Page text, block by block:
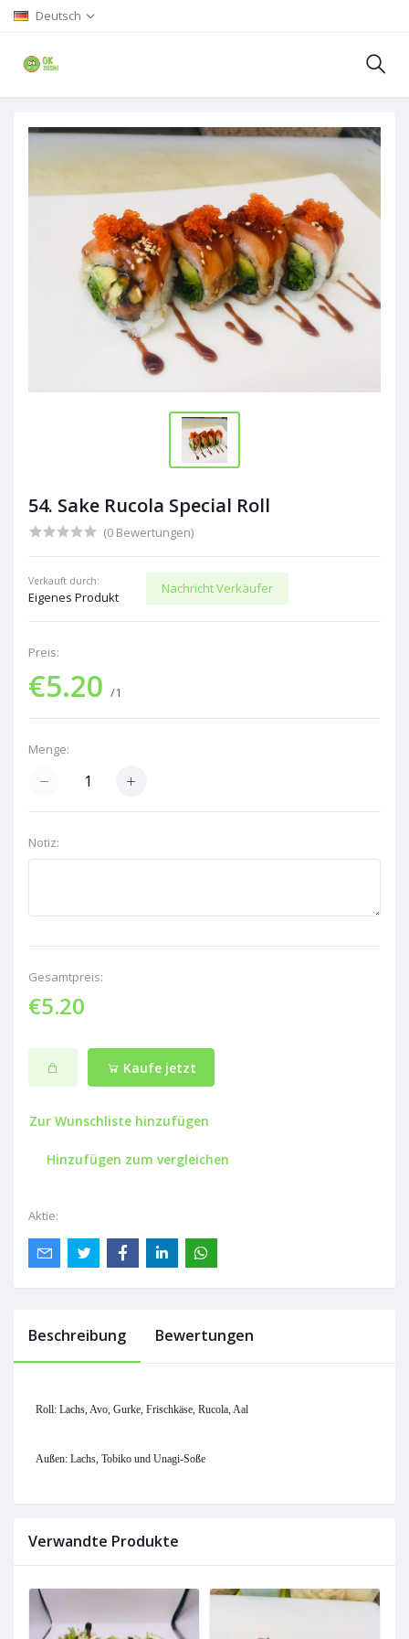
Deutsch
54. Sake Rucola Special Roll
(0 Bewertungen)
Verkauft durch:
Eigenes Produkt
Nachricht Verkäufer
Preis:
€5.20 /1
Menge:
Notiz:
Gesamtpreis:
€5.20
Kaufe jetzt
Zur Wunschliste hinzufügen
Hinzufügen zum vergleichen
Aktie:
Beschreibung Bewertungen
Roll: Lachs, Avo, Gurke, Frischkäse, Rucola, Aal
Außen: Lachs, Tobiko und Unagi-Soße
Verwandte Produkte